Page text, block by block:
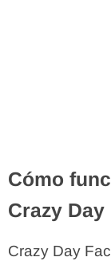
Cómo
Crazy
Crazy Day